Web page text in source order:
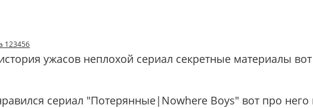
123456
ужасов неплохой сериал секретные материалы
сериал "Потерянные|Nowhere Boys" вот про него